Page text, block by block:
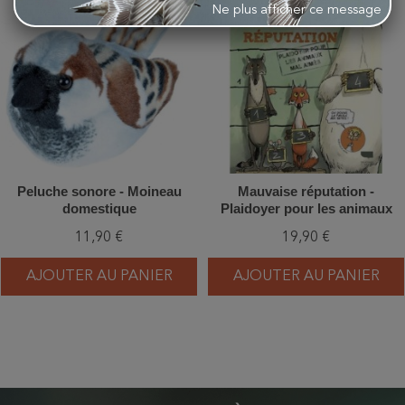
favorite_border
Peluche sonore - Moineau
domestique
11,90 €
AJOUTER AU PANIER
favorite_border
Mauvaise réputation -
Plaidoyer pour les animaux
19,90 €
AJOUTER AU PANIER
Ne plus afficher ce message